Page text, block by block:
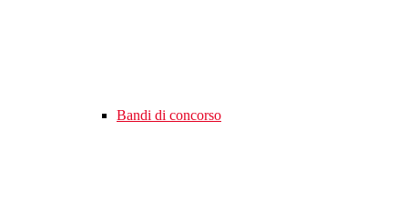
Bandi di concorso